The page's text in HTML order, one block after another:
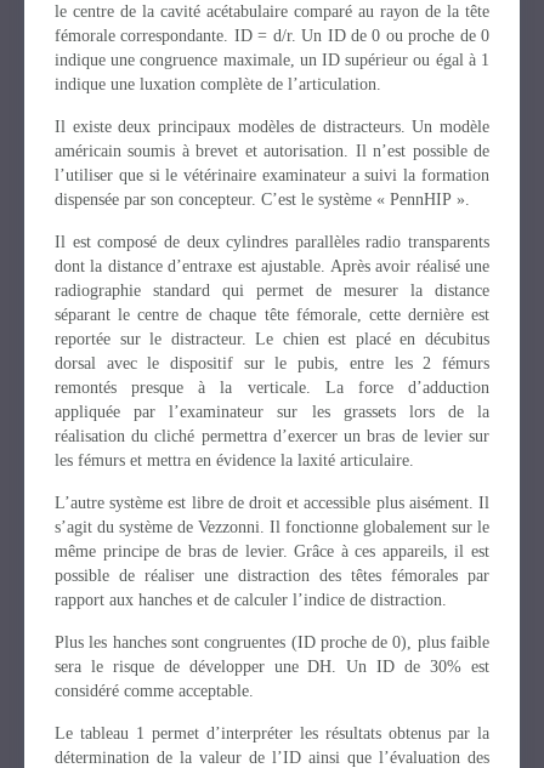
le centre de la cavité acétabulaire comparé au rayon de la tête
fémorale correspondante. ID = d/r. Un ID de 0 ou proche de 0
indique une congruence maximale, un ID supérieur ou égal à 1
indique une luxation complète de l’articulation.
Il existe deux principaux modèles de distracteurs. Un modèle
américain soumis à brevet et autorisation. Il n’est possible de
l’utiliser que si le vétérinaire examinateur a suivi la formation
dispensée par son concepteur. C’est le système « PennHIP ».
Il est composé de deux cylindres parallèles radio transparents
dont la distance d’entraxe est ajustable. Après avoir réalisé une
radiographie standard qui permet de mesurer la distance
séparant le centre de chaque tête fémorale, cette dernière est
reportée sur le distracteur. Le chien est placé en décubitus
dorsal avec le dispositif sur le pubis, entre les 2 fémurs
remontés presque à la verticale. La force d’adduction
appliquée par l’examinateur sur les grassets lors de la
réalisation du cliché permettra d’exercer un bras de levier sur
les fémurs et mettra en évidence la laxité articulaire.
L’autre système est libre de droit et accessible plus aisément. Il
s’agit du système de Vezzonni. Il fonctionne globalement sur le
même principe de bras de levier. Grâce à ces appareils, il est
possible de réaliser une distraction des têtes fémorales par
rapport aux hanches et de calculer l’indice de distraction.
Plus les hanches sont congruentes (ID proche de 0), plus faible
sera le risque de développer une DH. Un ID de 30% est
considéré comme acceptable.
Le tableau 1 permet d’interpréter les résultats obtenus par la
détermination de la valeur de l’ID ainsi que l’évaluation des